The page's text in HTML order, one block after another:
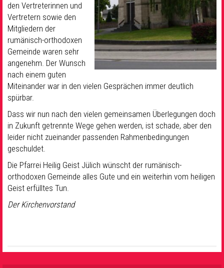
den Vertreterinnen und
Vertretern sowie den
Mitgliedern der
rumänisch-orthodoxen
Gemeinde waren sehr
angenehm. Der Wunsch
nach einem guten
Miteinander war in den vielen Gesprächen immer deutlich
spürbar.
Dass wir nun nach den vielen gemeinsamen Überlegungen doch
in Zukunft getrennte Wege gehen werden, ist schade, aber den
leider nicht zueinander passenden Rahmenbedingungen
geschuldet.
Die Pfarrei Heilig Geist Jülich wünscht der rumänisch-
orthodoxen Gemeinde alles Gute und ein weiterhin vom heiligen
Geist erfülltes Tun.
Der Kirchenvorstand